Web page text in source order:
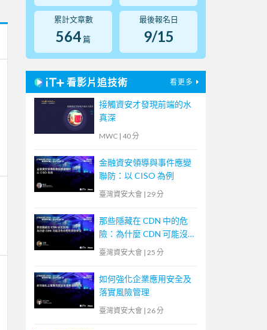
累計文章數
564 篇
最後報名日
9/15
看影片追技術 看更多
接觸資安才發現前端的水
真深
MWC | 40 分
金融資安領導與事件應變
聯防：以 CISO 為例
臺灣資安大會 | 29 分
那些隱藏在 CDN 中的危
險：為什麼 CDN 可能沒
有你想的那麼安全
臺灣資安大會 | 25 分
如何強化企業應用安全及
落實風險管理
臺灣資安大會 | 26 分